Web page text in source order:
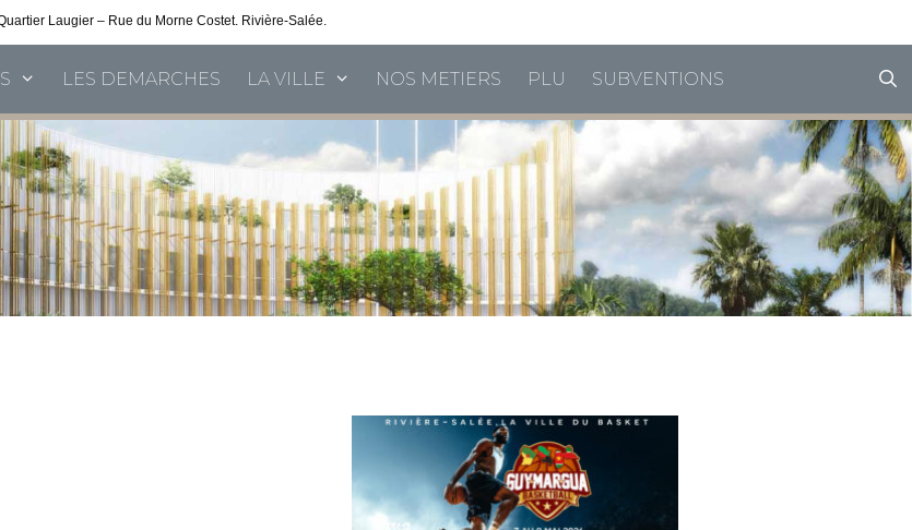
Laugier – Rue du Morne Costet. Rivière-Salée.
LES DEMARCHES LA VILLE NOS METIERS PLU SUBVENTIONS